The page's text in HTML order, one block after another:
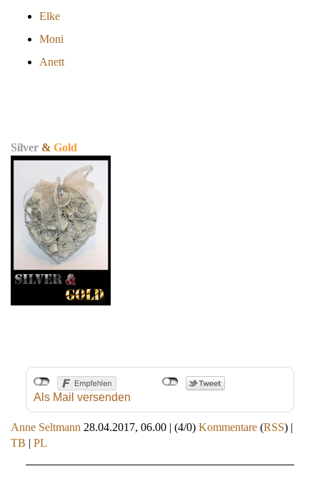
Elke
Moni
Anett
Silver & Gold
Als Mail versenden
Anne Seltmann 28.04.2017, 06.00 | (4/0) Kommentare (RSS) |
TB | PL